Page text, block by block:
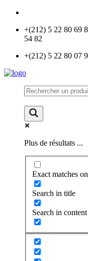
+(212) 5 22 80 69
54 82
+(212) 5 22 80 07
Plus de résultats ...
Exact matches
Search in title
Search in content